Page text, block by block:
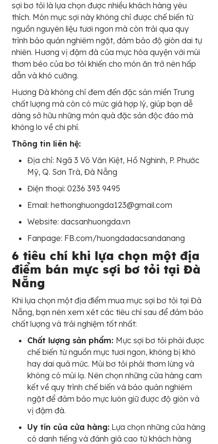
sợi bơ tỏi là lựa chọn được nhiều khách hàng yêu
thích. Món mực sợi này không chỉ được chế biến từ
nguồn nguyên liệu tươi ngon mà còn trải qua quy
trình bảo quản nghiêm ngặt, đảm bảo độ giòn dai tự
nhiên. Hương vị đậm đà của mực hòa quyện với mùi
thơm béo của bơ tỏi khiến cho món ăn trở nên hấp
dẫn và khó cưỡng.
Hương Đà không chỉ đem đến đặc sản miền Trung
chất lượng mà còn có mức giá hợp lý, giúp bạn dễ
dàng sở hữu những món quà đặc sản độc đáo mà
không lo về chi phí.
Thông tin liên hệ:
Địa chỉ: Ngã 3 Võ Văn Kiệt, Hồ Nghinh, P. Phước
Mỹ, Q. Sơn Trà, Đà Nẵng
Điện thoại: 0236 393 9495
Email: hethonghuongda123@gmail.com
Website: dacsanhuongda.vn
Fanpage: FB.com/huongdadacsandanang
6 tiêu chí khi lựa chọn một địa
điểm bán mực sợi bơ tỏi tại Đà
Nẵng
Khi lựa chọn một địa điểm mua mực sợi bơ tỏi tại Đà
Nẵng, bạn nên xem xét các tiêu chí sau để đảm bảo
chất lượng và trải nghiệm tốt nhất:
Chất lượng sản phẩm: Mực sợi bơ tỏi phải được
chế biến từ nguồn mực tươi ngon, không bị khô
hay dai quá mức. Mùi bơ tỏi phải thơm lừng và
không có mùi lạ. Nên chọn những cửa hàng cam
kết về quy trình chế biến và bảo quản nghiêm
ngặt để đảm bảo mực luôn giữ được độ giòn và
vị đậm đà.
Uy tín của cửa hàng: Lựa chọn những cửa hàng
có danh tiếng và đánh giá cao từ khách hàng